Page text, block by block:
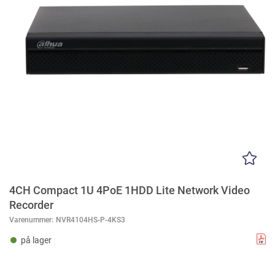
4CH Compact 1U 4PoE 1HDD Lite Network Video
Recorder
Varenummer: NVR4104HS-P-4KS3
på lager